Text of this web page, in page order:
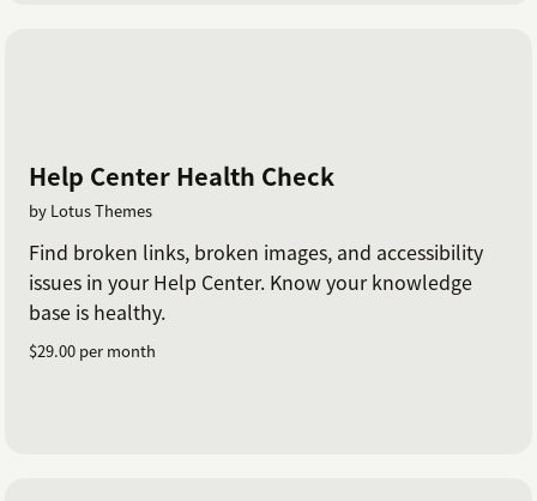
Help Center Health Check
by Lotus Themes
Find broken links, broken images, and accessibility
issues in your Help Center. Know your knowledge
base is healthy.
$29.00 per month